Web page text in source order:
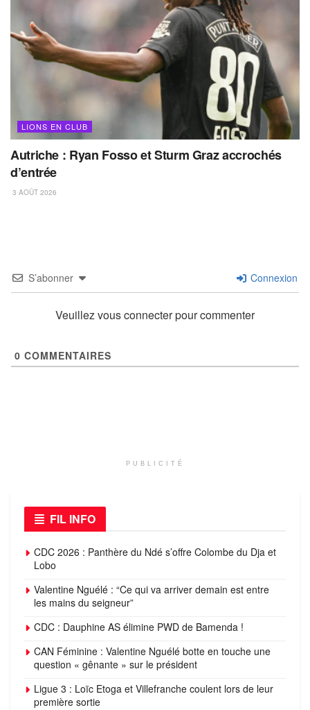
LIONS EN CLUB
Autriche : Ryan Fosso et Sturm Graz accrochés
d’entrée
3 AOÛT 2026
S’abonner Connexion
Veuillez vous connecter pour commenter
0 COMMENTAIRES
PUBLICITÉ
FIL INFO
CDC 2026 : Panthère du Ndé s’offre Colombe du Dja et
Lobo
Valentine Nguélé : “Ce qui va arriver demain est entre
les mains du seigneur”
CDC : Dauphine AS élimine PWD de Bamenda !
CAN Féminine : Valentine Nguélé botte en touche une
question « gênante » sur le président
Ligue 3 : Loïc Etoga et Villefranche coulent lors de leur
première sortie